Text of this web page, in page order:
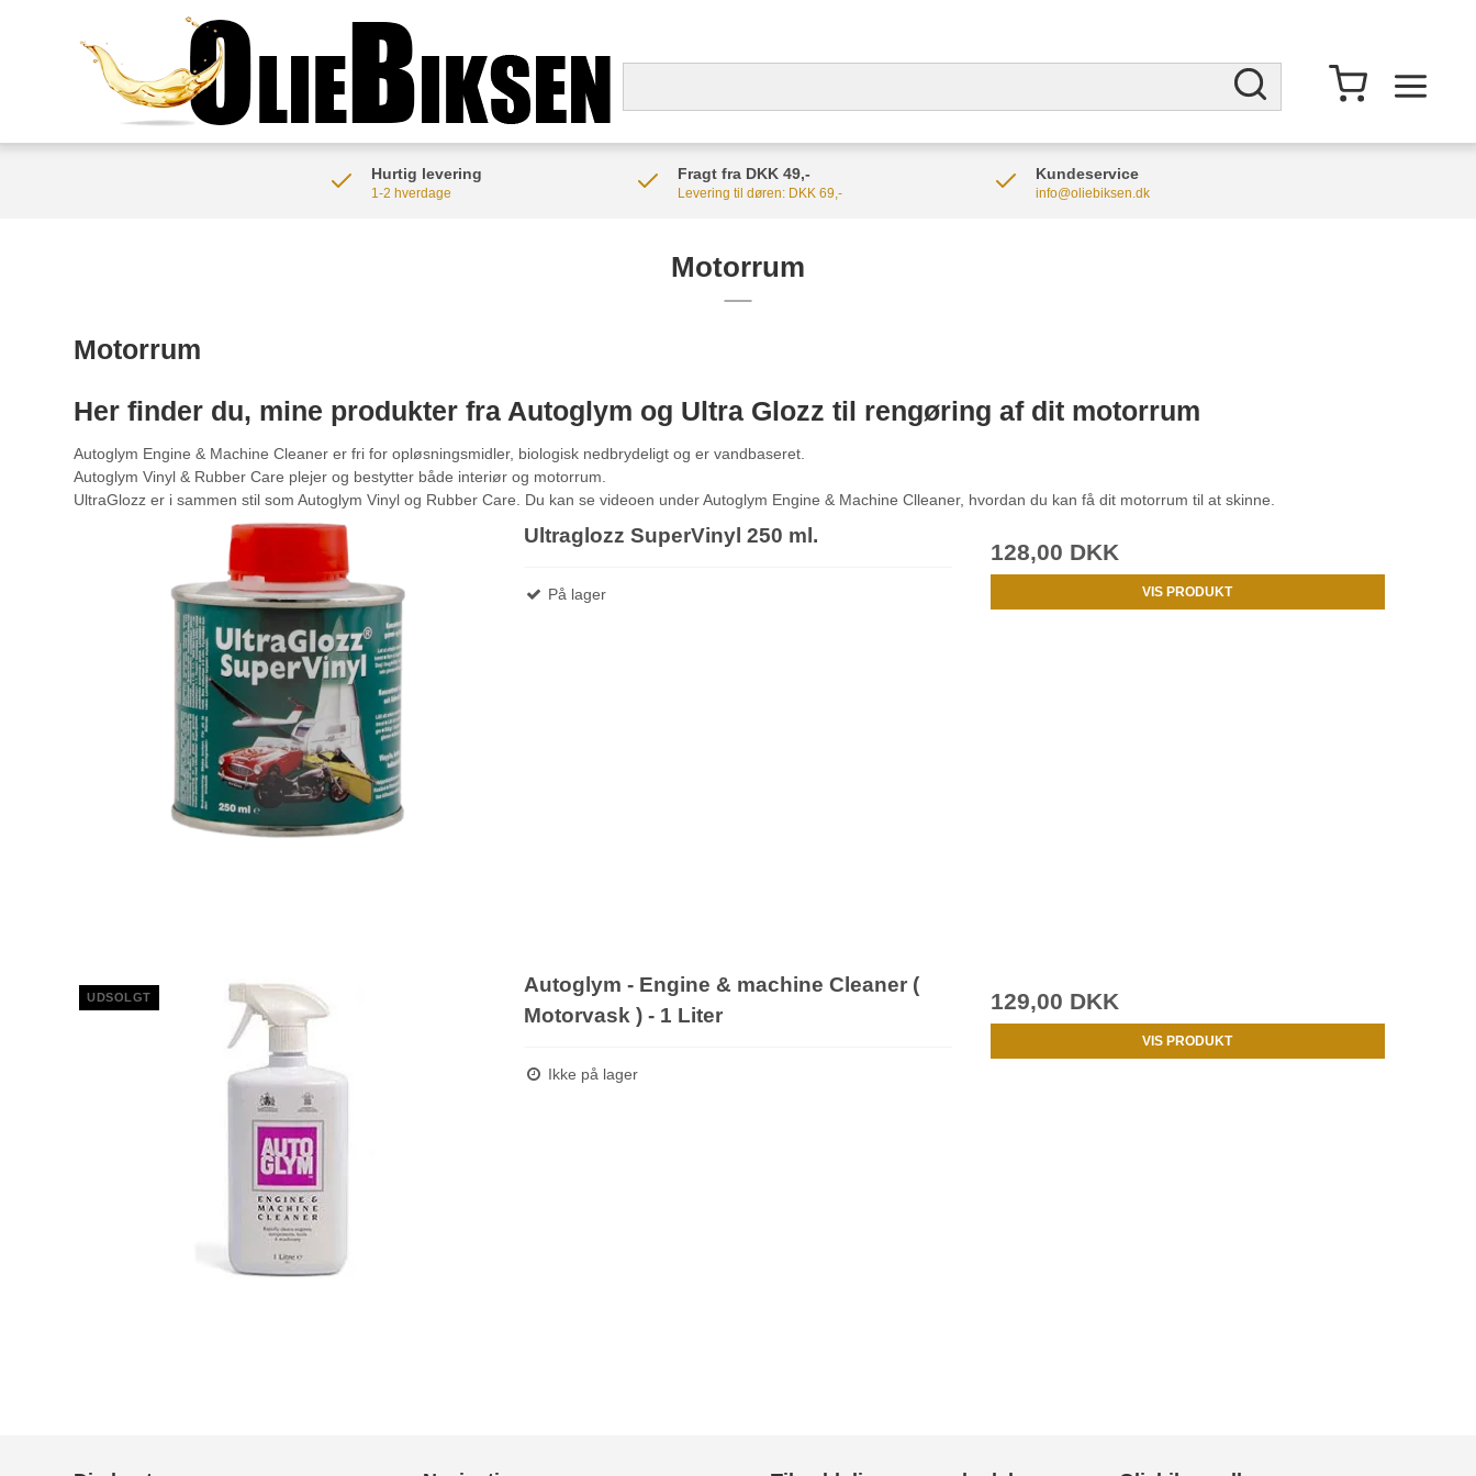
Hurtig levering
1-2 hverdage
Fragt fra DKK 49,-
Levering til døren: DKK 69,-
Kundeservice
info@oliebiksen.dk
Motorrum
Motorrum
Her finder du, mine produkter fra Autoglym og Ultra Glozz til rengøring af dit motorrum
Autoglym Engine & Machine Cleaner er fri for opløsningsmidler, biologisk nedbrydeligt og er vandbaseret.
Autoglym Vinyl & Rubber Care plejer og bestytter både interiør og motorrum.
UltraGlozz er i sammen stil som Autoglym Vinyl og Rubber Care. Du kan se videoen under Autoglym Engine & Machine Clleaner, hvordan du kan få dit motorrum til at skinne.
Ultraglozz SuperVinyl 250 ml.
På lager
128,00 DKK
VIS PRODUKT
UDSOLGT
Autoglym - Engine & machine Cleaner (
Motorvask ) - 1 Liter
Ikke på lager
129,00 DKK
VIS PRODUKT